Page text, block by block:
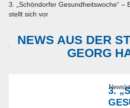
3. „Schöndorfer Gesundheitswoche“ –
stellt sich vor
NEWS AUS DER
GEORG
3.